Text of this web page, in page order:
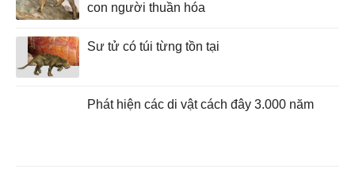
con người thuần hóa
Sư tử có túi từng tồn tại
Phát hiện các di vật cách đây 3.000 năm